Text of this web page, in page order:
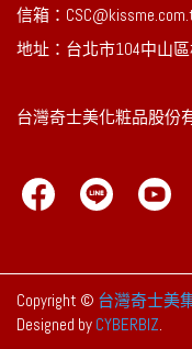
信箱：
地址：台北市104中山
台灣奇士美化粧品股份
Copyright © 台灣奇士美
Designed by CYBERBIZ.